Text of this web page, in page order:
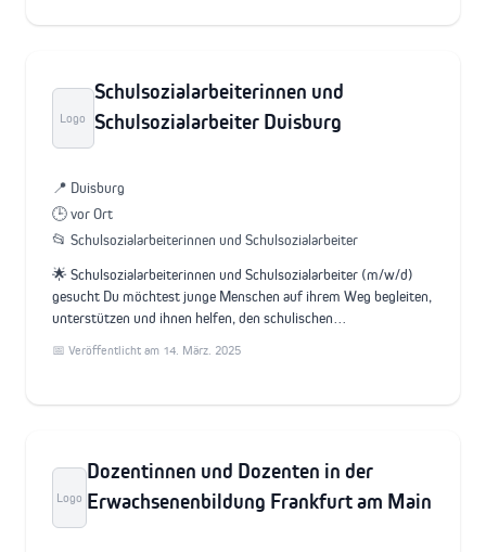
Logo
Schulsozialarbeiterinnen und
Schulsozialarbeiter Duisburg
📍 Duisburg
🕒 vor Ort
📂 Schulsozialarbeiterinnen und Schulsozialarbeiter
🌟 Schulsozialarbeiterinnen und Schulsozialarbeiter (m/w/d)
gesucht Du möchtest junge Menschen auf ihrem Weg begleiten,
unterstützen und ihnen helfen, den schulischen…
📅 Veröffentlicht am 14. März. 2025
Logo
Dozentinnen und Dozenten in der
Erwachsenenbildung Frankfurt am Main